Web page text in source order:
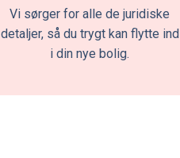
Vi sørger for alle de juridiske
detaljer, så du trygt kan flytte ind
i din nye bolig.